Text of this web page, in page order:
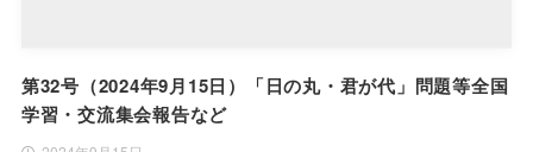
第32号（2024年9月15日）「日の丸・君が代」問題等全国
学習・交流集会報告など